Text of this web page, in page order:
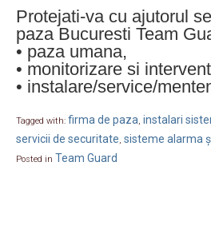
Protejati-va cu ajutorul
paza Bucuresti Team
• paza umana,
• monitorizare si
• instalare/service/
Tagged with: firma de paza, instalari
servicii de securitate, sisteme alarma
Posted in Team Guard